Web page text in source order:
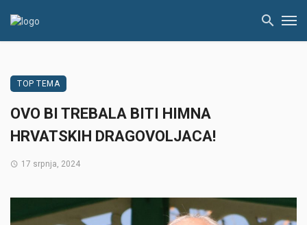
TOP TEMA
OVO BI TREBALA BITI HIMNA
HRVATSKIH DRAGOVOLJACA!
17 srpnja, 2024